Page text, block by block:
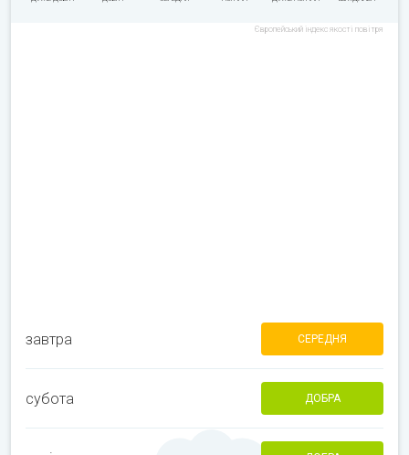
Європейський індекс якості повітря
завтра СЕРЕДНЯ
субота ДОБРА